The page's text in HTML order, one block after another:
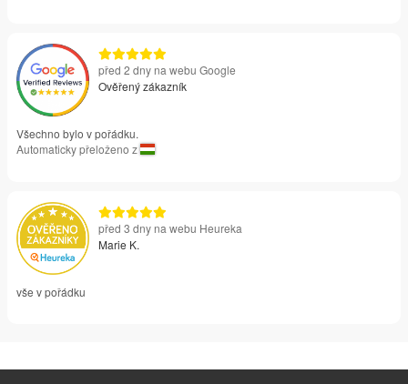
před 2 dny na webu Google
Ověřený zákazník
Všechno bylo v pořádku.
Automaticky přeloženo z
před 3 dny na webu Heureka
Marie K.
vše v pořádku